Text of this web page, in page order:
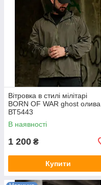
Вітровка в стилі мілітарі
BORN OF WAR ghost олива
ВТ5443
В наявності
1 200 ₴
Купити